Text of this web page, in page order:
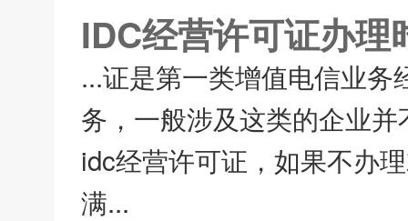
IDC经营许可证办
...证是第一类增值电信业
务，一般涉及这类的企业
idc经营许可证，如果不办
满...